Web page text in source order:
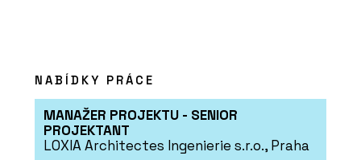
NABÍDKY PRÁCE
MANAŽER PROJEKTU - SENIOR
PROJEKTANT
LOXIA Architectes Ingenierie s.r.o., Praha